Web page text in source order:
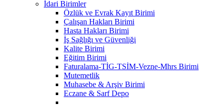
İdari Birimler
Özlük ve Evrak Kayıt Birimi
Çalışan Hakları Birimi
Hasta Hakları Birimi
İş Sağlığı ve Güvenliği
Kalite Birimi
Eğitim Birimi
Faturalama-TİG-TSİM-Vezne-Mhrs Birimi
Mutemetlik
Muhasebe & Arşiv Birimi
Eczane & Sarf Depo